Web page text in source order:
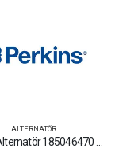
ALTERNATÖR